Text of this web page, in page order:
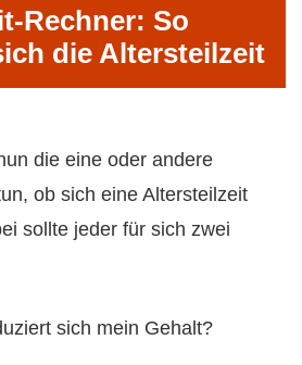
Rechner: So
die Altersteilzeit
die eine oder andere
ob sich eine Altersteilzeit
sollte jeder für sich zwei
sich mein Gehalt?